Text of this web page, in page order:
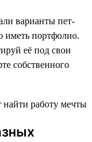
варианты пет-
иметь портфолио.
её под свои
собственного